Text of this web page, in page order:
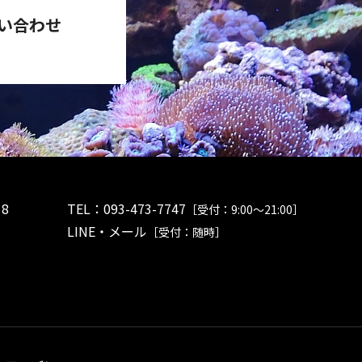
合わせ
TEL： 093-473-7747 ［受付：9:00～21:00］
LINE・メール ［受付：随時］